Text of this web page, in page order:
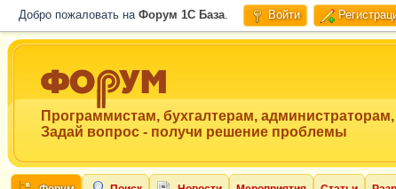
Добро пожаловать на Форум 1C База. Войти
Программистам, бухгалтерам,
Задай вопрос - получи решение проблемы